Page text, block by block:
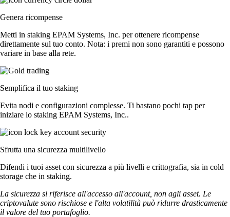
Genera ricompense
Metti in staking EPAM Systems, Inc. per ottenere ricompense
direttamente sul tuo conto. Nota: i premi non sono garantiti e possono
variare in base alla rete.
Semplifica il tuo staking
Evita nodi e configurazioni complesse. Ti bastano pochi tap per
iniziare lo staking EPAM Systems, Inc..
Sfrutta una sicurezza multilivello
Difendi i tuoi asset con sicurezza a più livelli e crittografia, sia in cold
storage che in staking.
La sicurezza si riferisce all'accesso all'account, non agli asset. Le
criptovalute sono rischiose e l'alta volatilità può ridurre drasticamente
il valore del tuo portafoglio.